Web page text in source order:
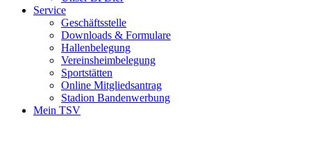
Service
Geschäftsstelle
Downloads & Formulare
Hallenbelegung
Vereinsheimbelegung
Sportstätten
Online Mitgliedsantrag
Stadion Bandenwerbung
Mein TSV